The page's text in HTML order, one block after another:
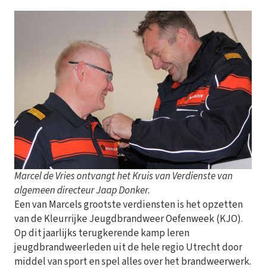
Marcel de Vries ontvangt het Kruis van Verdienste van
algemeen directeur Jaap Donker.
Een van Marcels grootste verdiensten is het opzetten
van de Kleurrijke Jeugdbrandweer Oefenweek (KJO).
Op dit jaarlijks terugkerende kamp leren
jeugdbrandweerleden uit de hele regio Utrecht door
middel van sport en spel alles over het brandweerwerk.